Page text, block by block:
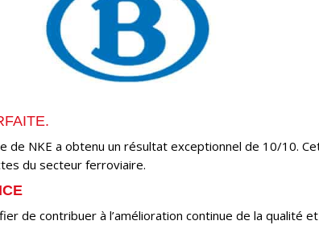
de NKE a obtenu un résultat exceptionnel de 10/10.
du secteur ferroviaire.
de contribuer à l’amélioration continue de la qualité